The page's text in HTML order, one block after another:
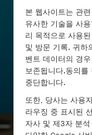
본 웹사이트는 관
유사한 기술을 사
리 목적으로 사용
및 방문 기록. 귀하
벤트 데이터의 경
보존됩니다.동의
중단합니다.
또한, 당사는 사용
라우징 중 표시된
자사 및 제3자 분